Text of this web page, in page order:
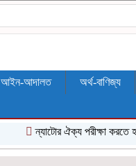
আইন-আদালত অর্থ-বাণিজ্য
ন্যাটোর ঐক্য পরীক্ষা করতে